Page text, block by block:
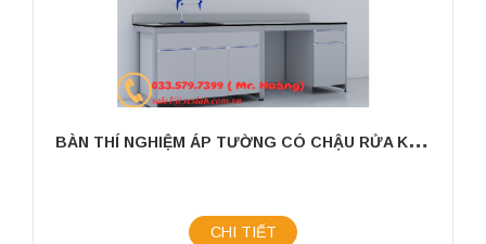
B
ÀN THÍ NGHIỆM ÁP TƯỜNG CÓ CHẬU RỬA KÍCH THƯỚC 2400X750X800MM
CHI TIẾT